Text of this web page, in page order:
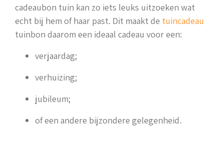
cadeaubon tuin kan zo iets leuks uitzoeken wat
echt bij hem of haar past. Dit maakt de tuincadeau
tuinbon daarom een ideaal cadeau voor een:
verjaardag;
verhuizing;
jubileum;
of een andere bijzondere gelegenheid.